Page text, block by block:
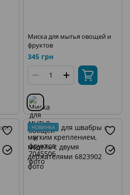
Миска для мытья овощей и
фруктов
345 грн
НОВИНКА